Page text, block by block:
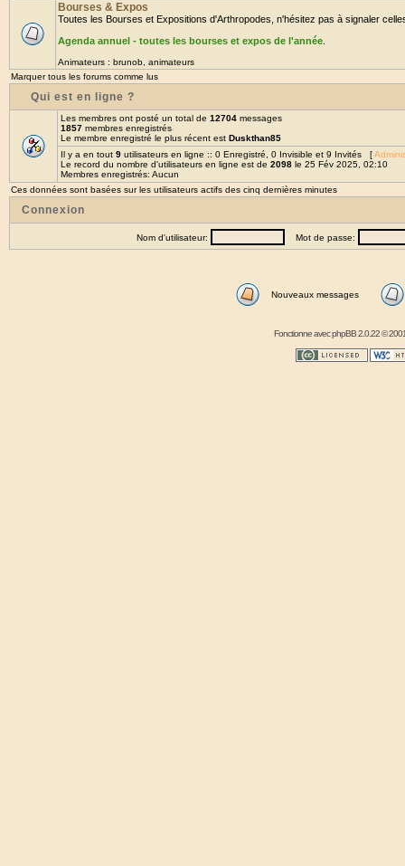
Bourses & Expos
Toutes les Bourses et Expositions d'Arthropodes, n'hésitez pas à signaler
Agenda annuel - toutes les bourses et expos de l'année
Animateurs : brunob animateurs
Marquer tous les forums comme lus
Qui est en ligne ?
Les membres ont posté un total de 12704 messages
1857 membres enregistrés
Le membre enregistré le plus récent est Duskthan85
Il y a en tout 9 utilisateurs en ligne :: 0 Enregistré, 0 Invisible et 9 Invités [
Le record du nombre d'utilisateurs en ligne est de 2098 le 25 Fév 2025, 02:10
Membres enregistrés: Aucun
Ces données sont basées sur les utilisateurs actifs des cinq dernières minutes
Connexion
Nom d'utilisateur: Mot de passe:
Nouveaux messages
Fonctionne avecphpBB2.0.22 ©